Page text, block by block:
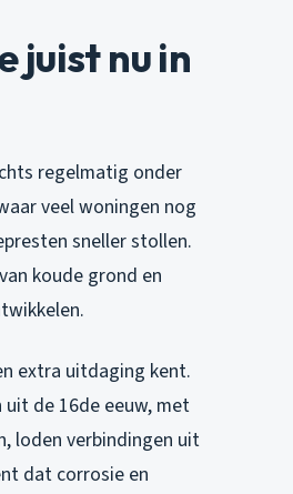
juist nu in
regelmatig onder
veel woningen nog
sneller stollen.
koude grond en
extra uitdaging kent.
de 16de eeuw, met
loden verbindingen uit
dat corrosie en